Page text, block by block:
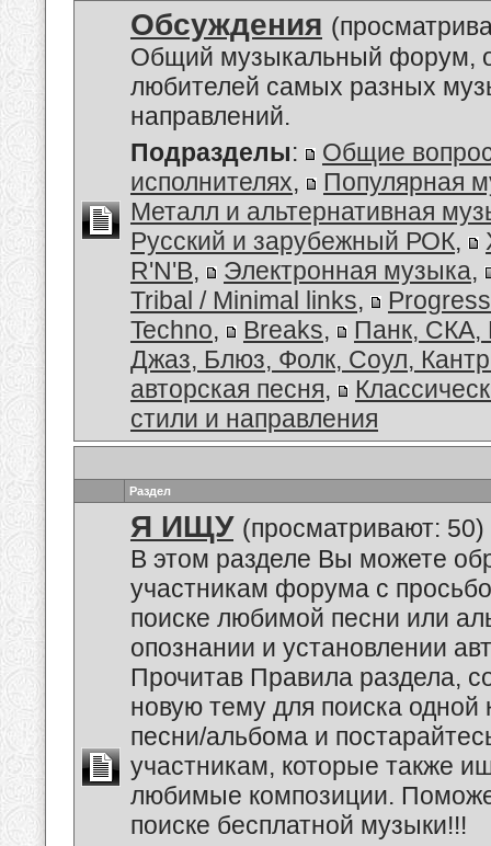
Обсуждения
Общий музыкальный форум,
любителей самых разных
направлений.
Подразделы:
Общие
исполнителях,
Популярная
Металл и альтернативная
Русский и зарубежный РОК,
R'N'B, Электронная музыка,
Tribal / Minimal links,
Techno, Breaks,
Панк,
Джаз, Блюз, Фолк, Соул,
авторская песня,
стили и направления
Раздел
Я ИЩУ (просматривают: 50)
В этом разделе Вы можете
участникам форума с
поиске любимой песни или
опознании и установлении
Прочитав Правила раздела,
новую тему для поиска одной
песни/альбома и
участникам, которые также
любимые композиции.
поиске бесплатной музыки!!!